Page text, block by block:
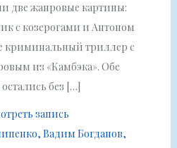
две жанровые картины:
с козерогами и Антоном
криминальный триллер с
из «Камбэка». Обе
без […]
запись
Вадим Богданов